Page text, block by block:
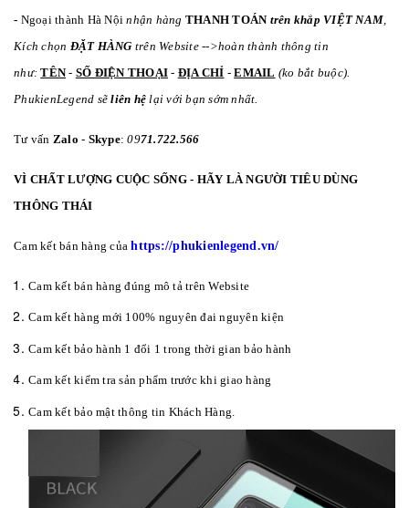
- Ngoại thành Hà Nộinhận hàng THANH TOÁNtrên khắp VIỆT NAM
Kích chọn ĐẶT HÀNGtrên Website -->hoàn thành thông tin
như:TÊN- SỐ ĐIỆN THOẠI - ĐỊA CHỈ -EMAIL (ko bắt buộc).
PhukienLegend sẽliên hệ lại với bạn sớm nhất.
Tư vấn Zalo - Skype:0971.722.566
VÌ CHẤT LƯỢNG CUỘC SỐNG - HÃY LÀ NGƯỜI TIÊU DÙNG
THÔNG THÁI
Cam kết bán hàng củahttps://phukienlegend.vn/
Cam kết bán hàng đúng mô tả trên Website
Cam kết hàng mới 100% nguyên đai nguyên kiện
Cam kết bảo hành 1 đổi 1 trong thời gian bảo hành
Cam kết kiểm tra sản phẩm trước khi giao hàng
Cam kết bảo mật thông tin Khách Hàng.